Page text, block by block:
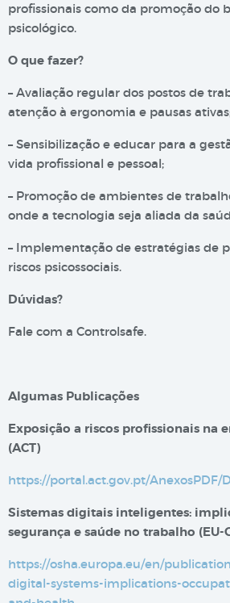
profissionais como da promoção do
psicológico.
O que fazer?
– Avaliação regular dos postos de
atenção à ergonomia e pausas
– Sensibilização e educar para a
vida profissional e pessoal;
– Promoção de ambientes de
onde a tecnologia seja aliada da
– Implementação de estratégias de
riscos psicossociais.
Dúvidas?
Fale com a Controlsafe.
Algumas Publicações
Exposição a riscos profissionais na
(ACT)
https://portal.act.gov.pt/AnexosPDF/
Sistemas digitais inteligentes:
segurança e saúde no trabalho (EU-
https://osha.europa.eu/en/
digital-systems-implications-